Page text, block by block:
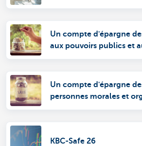
Un compte d'épargne
aux pouvoirs publics et
Un compte d'épargne
personnes morales et
KBC-Safe 26